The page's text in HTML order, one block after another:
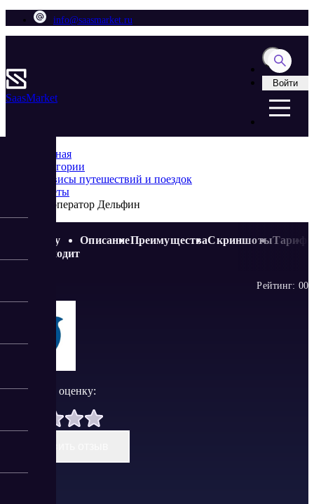
info@saasmarket.ru
SaasMarket
Войти
Главная
Категории
Cервисы путешествий и поездок
Билеты
Туроператор Дельфин
Кому
подходит
ОписаниеПреимуществаСкриншотыТариф
Рейтинг: 00
Поставить оценку: